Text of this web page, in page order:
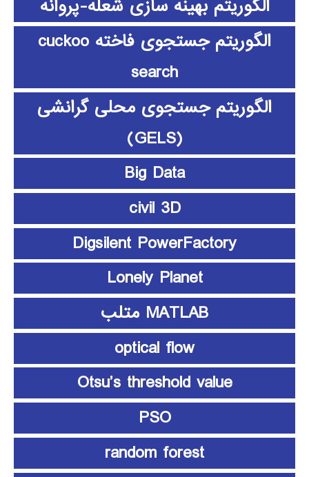
الگوریتم بهینه سازی شعله-پروانه
الگوریتم جستجوی فاخته cuckoo
search
الگوریتم جستجوی محلی گرانشی
(GELS)
Big Data
civil 3D
Digsilent PowerFactory
Lonely Planet
MATLAB متلب
optical flow
Otsu’s threshold value
PSO
random forest